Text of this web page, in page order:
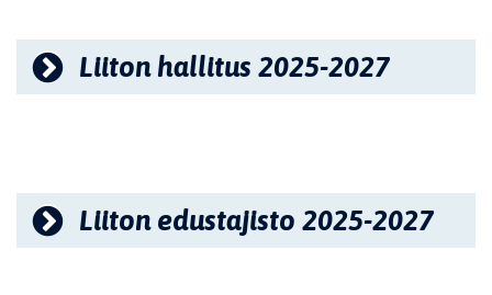
Liiton hallitus 2025-2027
Liiton edustajisto 2025-2027